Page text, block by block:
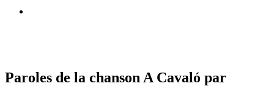
Paroles de la chanson A Cavaló par